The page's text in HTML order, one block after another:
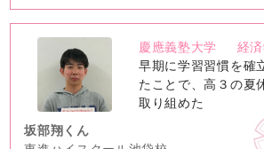
no
image
慶應義塾大学
経
早期に学習習慣を確
たことで、高３の夏
取り組めた
坂部翔くん